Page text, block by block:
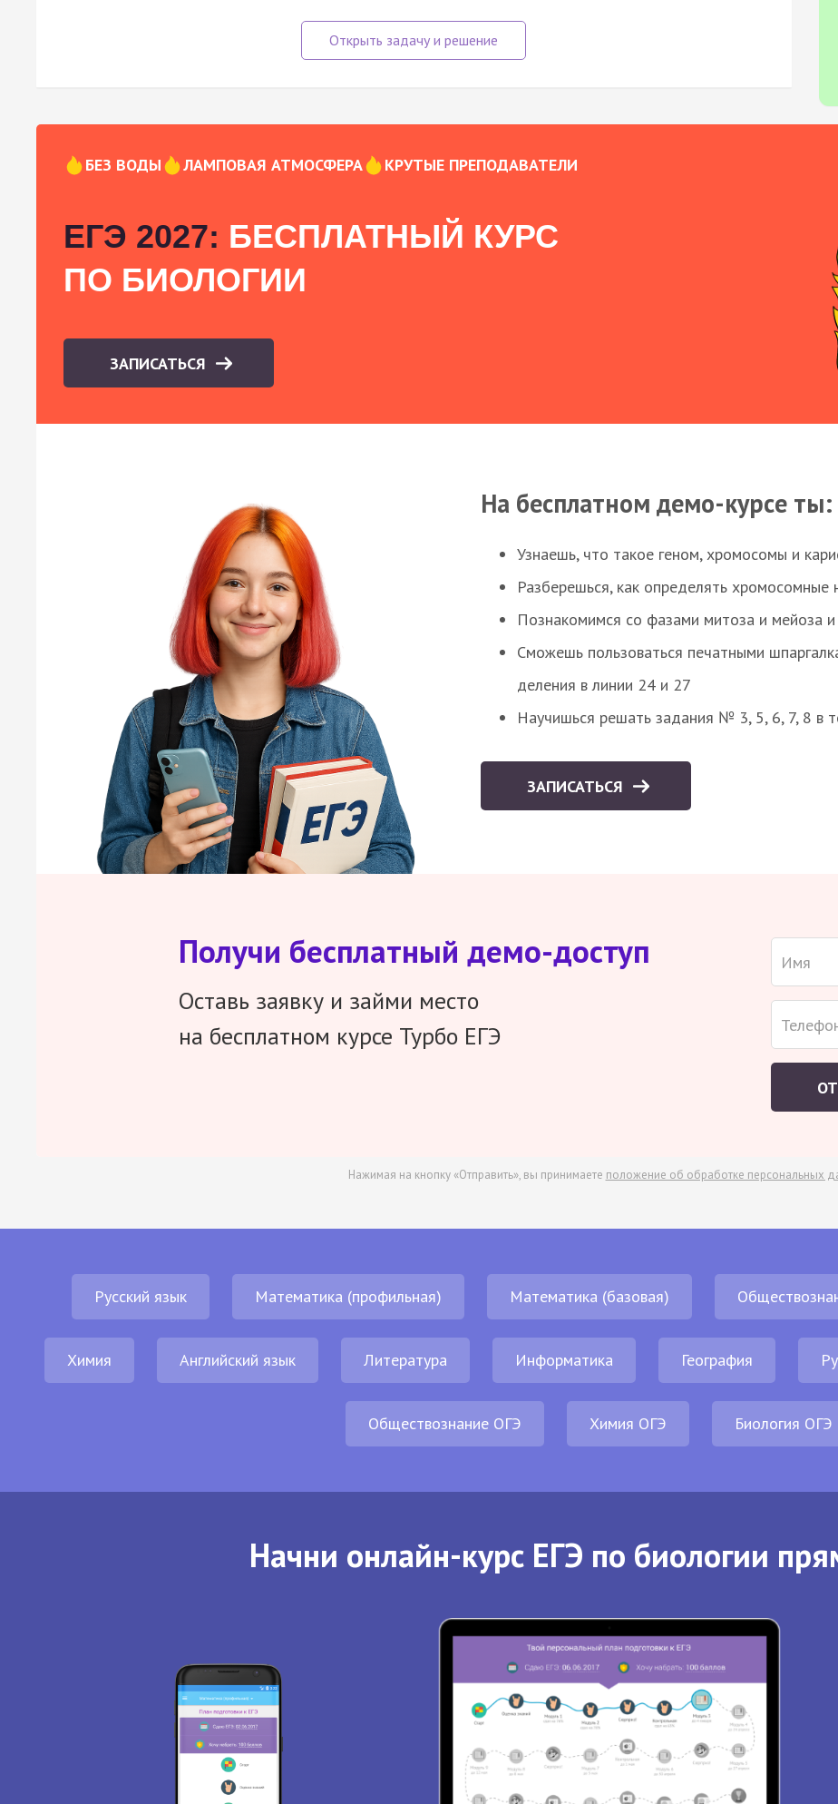
БЕЗ ВОДЫ ЛАМПОВАЯ АТМОСФЕРА КРУТЫЕ ПРЕПОДАВАТЕЛИ
ЕГЭ 2027: БЕСПЛАТНЫЙ КУРС
ПО БИОЛОГИИ
ЗАПИСАТЬСЯ
На бесплатном демо-курсе ты:
Узнаешь, что такое геном, хромосомы и
Разберешься, как определять
Познакомимся со фазами митоза и мейоза и
Сможешь пользоваться печатными
деления в линии 24 и 27
Научишься решать задания № 3, 5, 6, 7, 8 в
ЗАПИСАТЬСЯ
Получи бесплатный демо-доступ
Оставь заявку и займи место
на бесплатном курсе Турбо ЕГЭ
Нажимая на кнопку «Отправить», вы принимаете положение об обработке персональных
Русский язык Математика (профильная) Математика (базовая)
Химия Английский язык Литература Информатика География
Обществознание ОГЭ Химия ОГЭ Биология ОГЭ
Начни онлайн-курс ЕГЭ по биологии